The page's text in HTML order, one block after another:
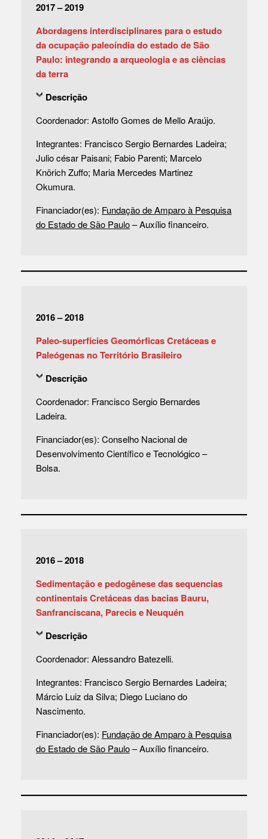
2017 – 2019
Abordagens interdisciplinares para o estudo
da ocupação paleoíndia do estado de São
Paulo: integrando a arqueologia e as ciências
da terra
Descrição
Coordenador: Astolfo Gomes de Mello Araújo.
Integrantes: Francisco Sergio Bernardes Ladeira;
Julio césar Paisani; Fabio Parenti; Marcelo
Knörich Zuffo; Maria Mercedes Martinez
Okumura.
Financiador(es): Fundação de Amparo à Pesquisa
do Estado de São Paulo– Auxílio financeiro.
2016 – 2018
Paleo-superfícies Geomórficas Cretáceas e
Paleógenas no Território Brasileiro
Descrição
Coordenador: Francisco Sergio Bernardes
Ladeira.
Financiador(es): Conselho Nacional de
Desenvolvimento Científico e Tecnológico –
Bolsa.
2016 – 2018
Sedimentação e pedogênese das sequencias
continentais Cretáceas das bacias Bauru,
Sanfranciscana, Parecis e Neuquén
Descrição
Coordenador: Alessandro Batezelli.
Integrantes: Francisco Sergio Bernardes Ladeira;
Márcio Luiz da Silva; Diego Luciano do
Nascimento.
Financiador(es): Fundação de Amparo à Pesquisa
do Estado de São Paulo– Auxílio financeiro.